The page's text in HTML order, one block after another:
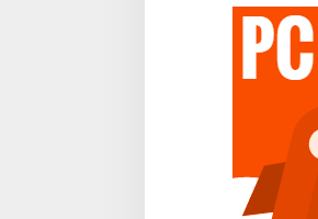
M
e
l
a
P